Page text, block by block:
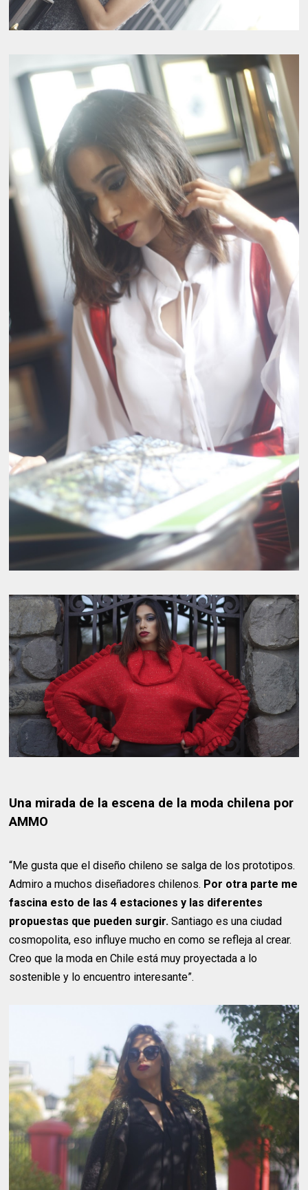
Una mirada de la escena de la moda chilena por
AMMO
“Me gusta que el diseño chileno se salga de los prototipos.
Admiro a muchos diseñadores chilenos. Por otra parte me
fascina esto de las 4 estaciones y las diferentes
propuestas que pueden surgir.Santiago es una ciudad
cosmopolita, eso influye mucho en como se refleja al crear.
Creo que la moda en Chile está muy proyectada a lo
sostenible y lo encuentro interesante”.